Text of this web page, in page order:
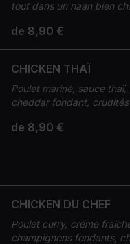
tout dans un naan bien
de 8,90 €
CHICKEN THAÏ
Poulet mariné, sauce
cheddar fondant,
de 8,90 €
CHICKEN DU CHEF
Poulet curry, crème
champignons fondants,